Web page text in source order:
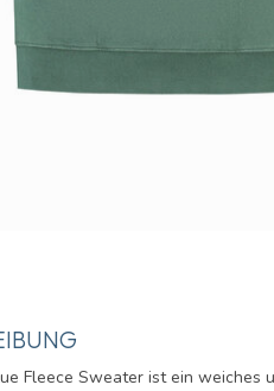
Fleece Sweater ist ein